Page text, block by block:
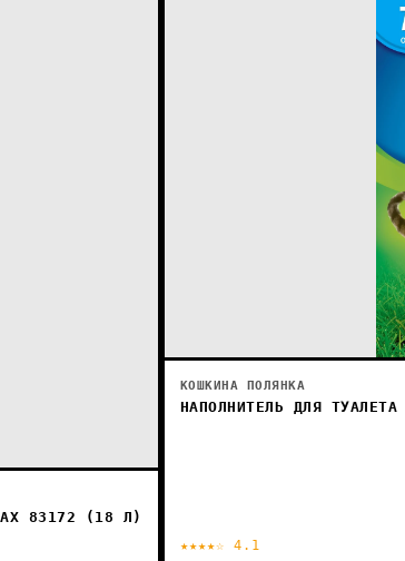
83172 (18 Л)
КОШКИНА ПОЛЯНКА
НАПОЛНИТЕЛЬ ДЛЯ
★★★★☆ 4.1